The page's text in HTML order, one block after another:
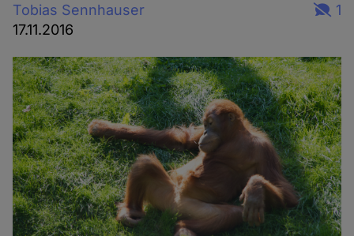
Tobias Sennhauser
17.11.2016
1